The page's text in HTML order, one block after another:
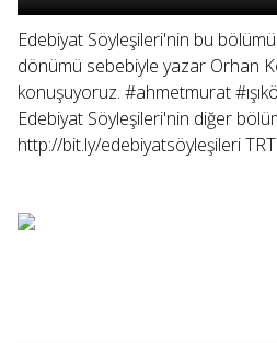
Edebiyat Söyleşileri'nin bu
dönümü sebebiyle yazar Orhan
konuşuyoruz. #ahmetmurat
Edebiyat Söyleşileri'nin diğer
http://bit.ly/edebiyatsöyleşileri